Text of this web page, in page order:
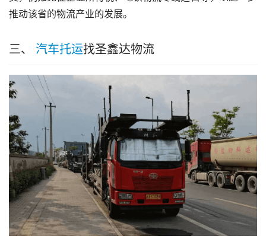
推动该省的物流产业的发展。
三、 汽车托运找圣鑫达物流